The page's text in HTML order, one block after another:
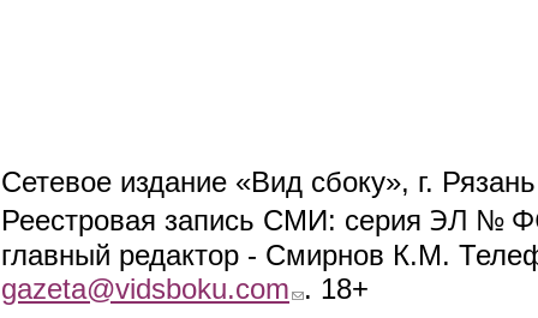
Сетевое издание «Вид сбоку», г.
Реестровая запись СМИ: серия ЭЛ №
главный редактор - Смирнов К.М.
gazeta@vidsboku.com (link sends e-mail)
. 18+